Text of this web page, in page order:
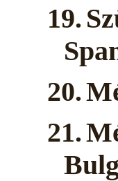
19.
20.
21.